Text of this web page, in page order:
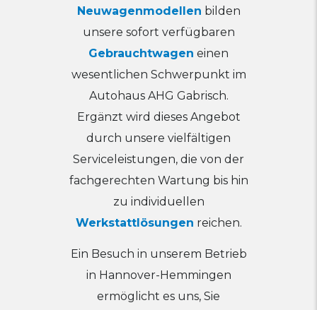
Neuwagenmodellen bilden
unsere sofort verfügbaren
Gebrauchtwagen einen
wesentlichen Schwerpunkt im
Autohaus AHG Gabrisch.
Ergänzt wird dieses Angebot
durch unsere vielfältigen
Serviceleistungen, die von der
fachgerechten Wartung bis hin
zu individuellen
Werkstattlösungen reichen.
Ein Besuch in unserem Betrieb
in Hannover-Hemmingen
ermöglicht es uns, Sie